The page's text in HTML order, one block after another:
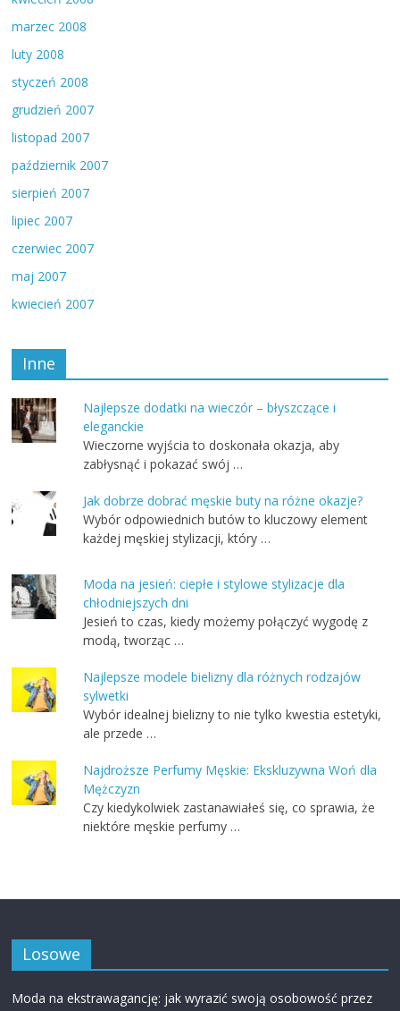
marzec 2008
luty 2008
styczeń 2008
grudzień 2007
listopad 2007
październik 2007
sierpień 2007
lipiec 2007
czerwiec 2007
maj 2007
kwiecień 2007
Inne
Najlepsze dodatki na wieczór – błyszczące i
eleganckie
Wieczorne wyjścia to doskonała okazja, aby
zabłysnąć i pokazać swój …
Jak dobrze dobrać męskie buty na różne okazje?
Wybór odpowiednich butów to kluczowy element
każdej męskiej stylizacji, który …
Moda na jesień: ciepłe i stylowe stylizacje dla
chłodniejszych dni
Jesień to czas, kiedy możemy połączyć wygodę z
modą, tworząc …
Najlepsze modele bielizny dla różnych rodzajów
sylwetki
Wybór idealnej bielizny to nie tylko kwestia estetyki,
ale przede …
Najdroższe Perfumy Męskie: Ekskluzywna Woń dla
Mężczyzn
Czy kiedykolwiek zastanawiałeś się, co sprawia, że
niektóre męskie perfumy …
Losowe
Moda na ekstrawagancję: jak wyrazić swoją osobowość przez